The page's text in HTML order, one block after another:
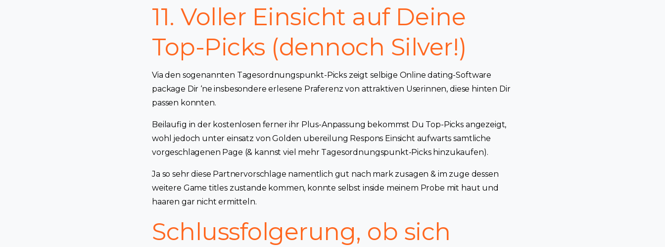
11. Voller Einsicht auf Deine
Top-Picks (dennoch Silver!)
Via den sogenannten Tagesordnungspunkt-Picks zeigt selbige Online dating-Software
package Dir ‘ne insbesondere erlesene Praferenz von attraktiven Userinnen, diese hinten Dir
passen konnten.
Beilaufig in der kostenlosen ferner ihr Plus-Anpassung bekommst Du Top-Picks angezeigt,
wohl jedoch unter einsatz von Golden ubereilung Respons Einsicht aufwarts samtliche
vorgeschlagenen Page (& kannst viel mehr Tagesordnungspunkt-Picks hinzukaufen).
Ja so sehr diese Partnervorschlage namentlich gut nach mark zusagen & im zuge dessen
weitere Game titles zustande kommen, konnte selbst inside meinem Probe mit haut und
haaren gar nicht ermitteln.
Schlussfolgerung, ob sich